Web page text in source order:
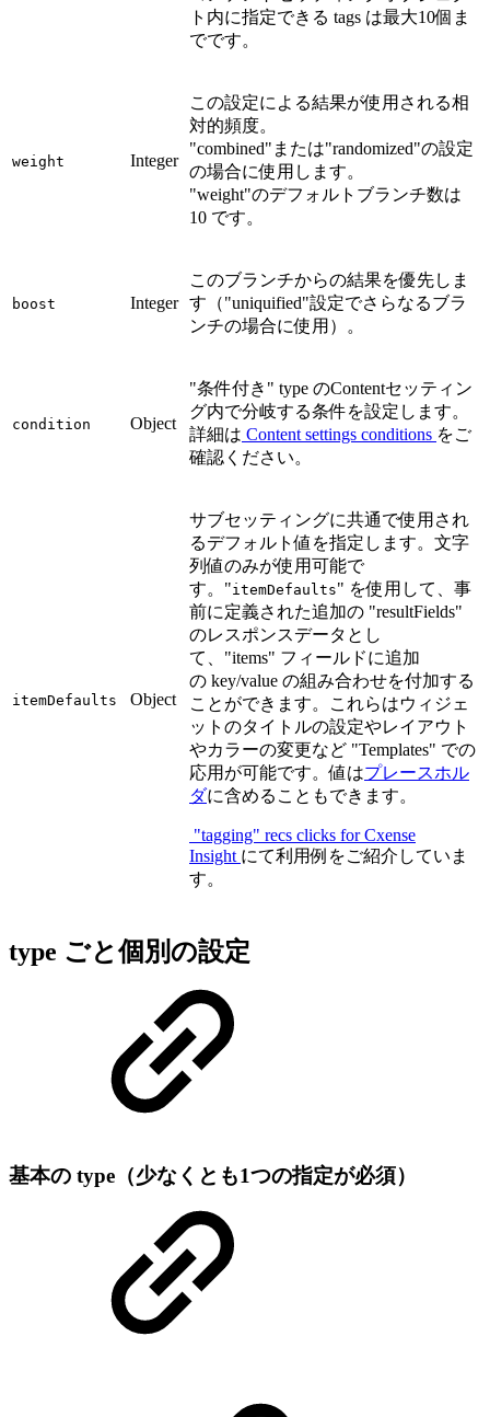
ト内に指定できる tags は最大10個ま
でです。
weight Integer
この設定による結果が使用される相
対的頻度。
"combined"または"randomized"の設定
の場合に使用します。
"weight"のデフォルトブランチ数は
10 です。
boost Integer
このブランチからの結果を優先しま
す（"uniquified"設定でさらなるブラ
ンチの場合に使用）。
condition Object
"条件付き" type のContentセッティン
グ内で分岐する条件を設定します。
詳細は Content settings conditions をご
確認ください。
itemDefaults Object
サブセッティングに共通で使用され
るデフォルト値を指定します。文字
列値のみが使用可能で
す。"itemDefaults" を使用して、事
前に定義された追加の "resultFields"
のレスポンスデータとし
て、"items" フィールドに追加
の key/value の組み合わせを付加する
ことができます。これらはウィジェ
ットのタイトルの設定やレイアウト
やカラーの変更など "Templates" での
応用が可能です。値はプレースホル
ダに含めることもできます。
"tagging" recs clicks for Cxense
Insight にて利用例をご紹介していま
す。
type ごと個別の設定
基本の type（少なくとも1つの指定が必須）